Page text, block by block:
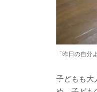
「昨日の自
子どもも大